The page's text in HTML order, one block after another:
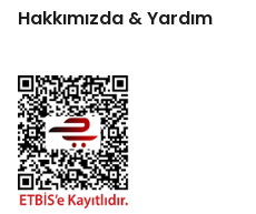
Hakkımızda & Yardım